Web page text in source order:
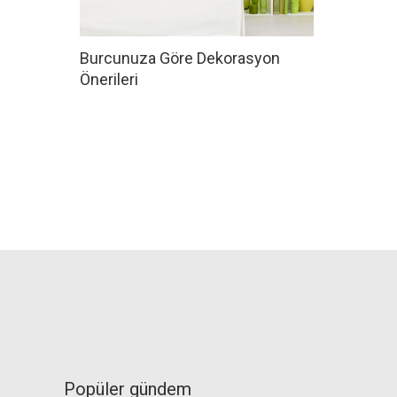
Burcunuza Göre Dekorasyon
Önerileri
Popüler gündem